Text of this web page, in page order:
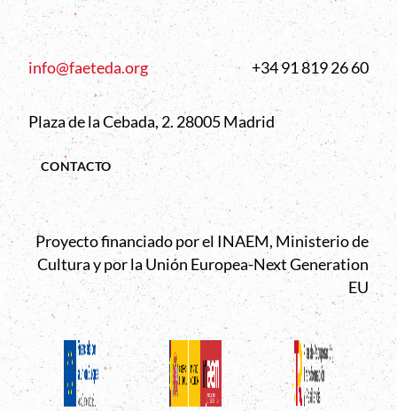
info@faeteda.org +34 91 819 26 60
Plaza de la Cebada, 2. 28005 Madrid
CONTACTO
Proyecto financiado por el INAEM, Ministerio de
Cultura y por la Unión Europea-Next Generation
EU